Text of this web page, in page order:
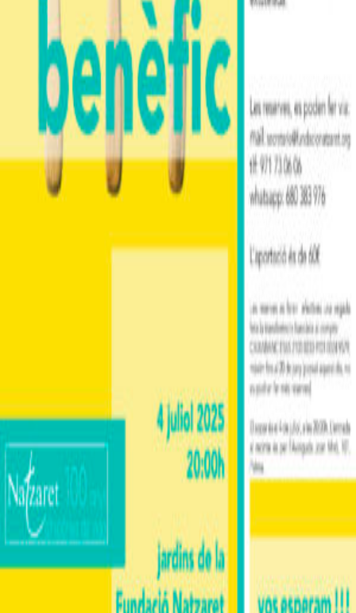
Altres notícies
18/12/2025
Premis del Sorteig Solidari de Nadal 2025 de les
Abuelas en Acción
llegir més
06/11/2025
Trobada Juvenil de FICE Espanya a Saragossa
llegir més
Sopar benèfic 2025
Avinguda de Joan Miró, 101, 07015 Palma, Illes Balears
Nota legal
Política de galetes (UE)
Política de privacitat
Xarxes socials :